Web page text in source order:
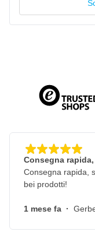
Resistente
Resistente agli
Consegna
Consegna rapida,
bei prodotti!
1 mese fa ·